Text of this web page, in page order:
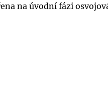
na úvodní fázi